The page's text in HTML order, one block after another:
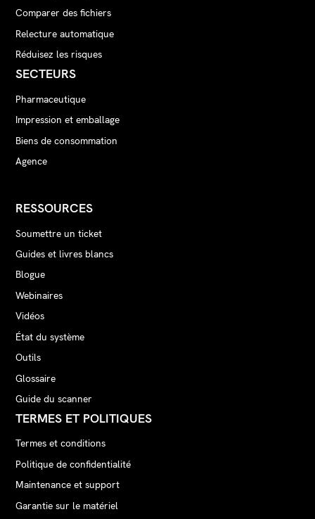
Comparer des fichiers
Relecture automatique
Réduisez les risques
SECTEURS
Pharmaceutique
Impression et emballage
Biens de consommation
Agence
RESSOURCES
Soumettre un ticket
Guides et livres blancs
Blogue
Webinaires
Vidéos
État du système
Outils
Glossaire
Guide du scanner
TERMES ET POLITIQUES
Termes et conditions
Politique de confidentialité
Maintenance et support
Garantie sur le matériel